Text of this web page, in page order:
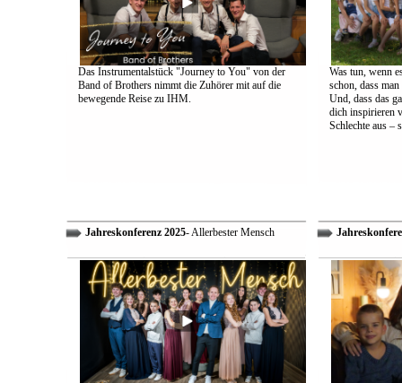
Das Instrumentalstück "Journey to You" von der
Band of Brothers nimmt die Zuhörer mit auf die
bewegende Reise zu IHM.
Was tun, wenn
schon, dass
Und, dass das
dich inspirieren
Schlechte aus –
Jahreskonferenz 2025- Allerbester Mensch